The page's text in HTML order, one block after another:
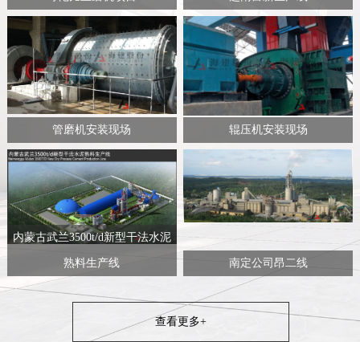
管磨机安装现场 辊压机安装现场
内蒙古武兰3500t/d新型干法水泥
熟料生产线 南定公司昂二线
查看更多+